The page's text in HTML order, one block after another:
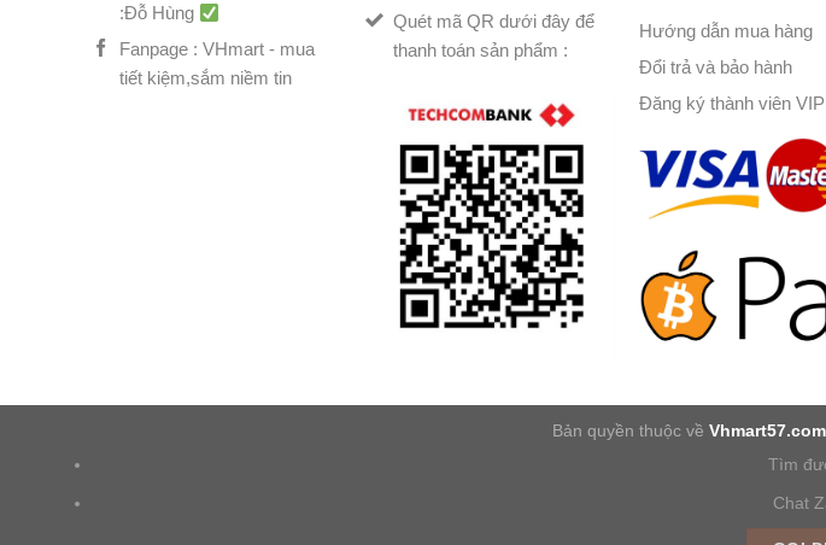
:Đỗ Hùng
Fanpage : VHmart - mua
tiết kiệm,sắm niềm tin
Quét mã QR dưới đây để
thanh toán sản phẩm :
Hướng dẫn mua hàng
Đổi trả và bảo hành
Đăng ký thành viên VIP
Bản quyền thuộc về Vhmart57.com
Tìm
Chat